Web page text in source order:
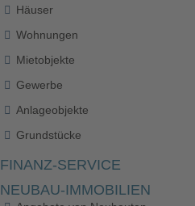
Häuser
Wohnungen
Mietobjekte
Gewerbe
Anlageobjekte
Grundstücke
FINANZ-SERVICE
NEUBAU-IMMOBILIEN